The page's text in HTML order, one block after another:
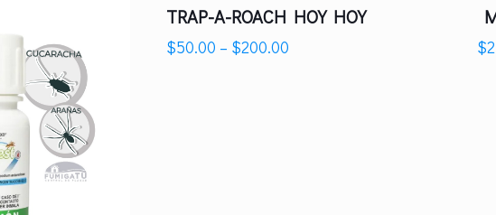
TRAP-A-ROACH HOY HOY
$50.00 – $200.00 $